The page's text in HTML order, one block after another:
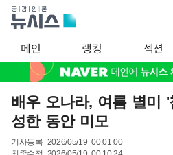
메인 랭킹 섹션
배우 오나라, 여름 별미
성한 동안 미모
기사등록 2026/05/19 00:01:00